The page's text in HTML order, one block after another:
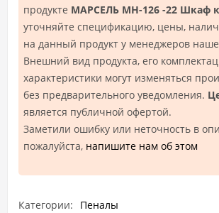
продукте МАРСЕЛЬ МН-126 -22 Шкаф
уточняйте спецификацию, цены,
на данный продукт у менеджеров
Внешний вид продукта, его
характеристики могут изменяться
без предварительного уведомления.
является публичной офертой.
Заметили ошибку или неточность в
пожалуйста, напишите нам об этом
Категории: Пеналы